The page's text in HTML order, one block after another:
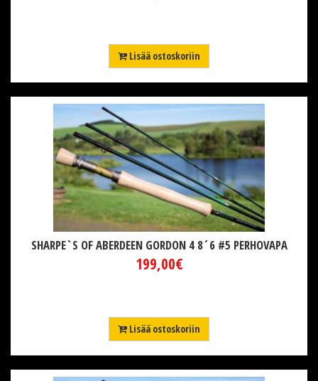
Lisää ostoskoriin
SHARPE`S OF ABERDEEN GORDON 4 8´6 #5 PERHOVAPA
199,00€
Lisää ostoskoriin